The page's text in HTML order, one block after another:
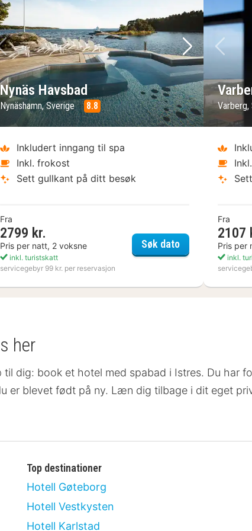
Art Hotel
Forrige bilde
Neste bilde
Nynäs Havsbad
Nynäshamn, Sverige 8.8
Inkludert inngang til spa
Inkl. frokost
Sett gullkant på ditt besøk
Fra
2799 kr.
Pris per natt, 2 voksne
inkl. turistskatt
servicegebyr 99 kr. per reservasjon
Søk datoNynäs Havsbad
Fra
2107
Pris per
inkl.
her
dig: book et hotel med spabad i Istres. Du har
er blevet født på ny. Læn dig tilbage i dit eget
Top destinationer
Hotell Gøteborg
Hotell Vestkysten
Hotell Karlstad